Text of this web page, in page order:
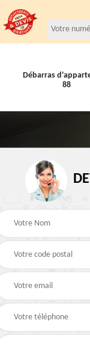
Débarras
88
Débarras de